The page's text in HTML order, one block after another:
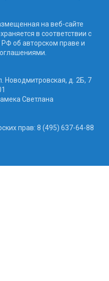
на веб-сайте
в соответствии с
об авторском праве и
Новодмитровская, д. 2Б, 7
Светлана
прав: 8 (495) 637-64-88